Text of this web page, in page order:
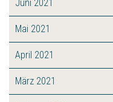
Juni 2021
Mai 2021
April 2021
März 2021